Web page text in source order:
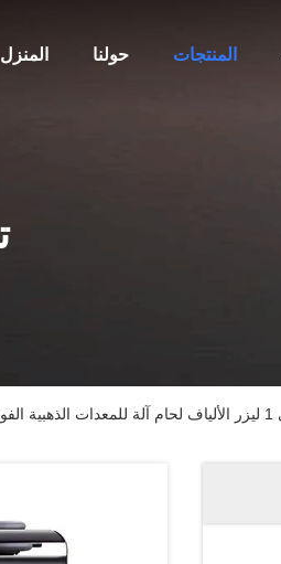
المنزل حولنا المنتجات